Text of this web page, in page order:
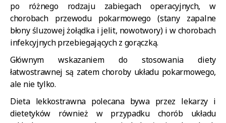
po różnego rodzaju zabiegach operacyjnych, w
chorobach przewodu pokarmowego (stany zapalne
błony śluzowej żołądka i jelit, nowotwory) i w chorobach
infekcyjnych przebiegających z gorączką.
Głównym wskazaniem do stosowania diety
łatwostrawnej są zatem choroby układu pokarmowego,
ale nie tylko.
Dieta lekkostrawna polecana bywa przez lekarzy i
dietetyków również w przypadku chorób układu